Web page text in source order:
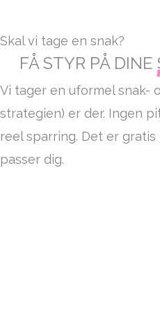
Skal vi tage en snak?
FÅ STYR PÅ DINE
Vi tager en uformel snak-
strategien) er der. Ingen
reel sparring. Det er
passer dig.